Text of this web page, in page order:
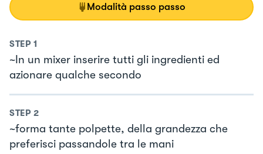
Modalità passo passo
STEP 1
~In un mixer inserire tutti gli ingredienti ed
azionare qualche secondo
STEP 2
~forma tante polpette, della grandezza che
preferisci passandole tra le mani